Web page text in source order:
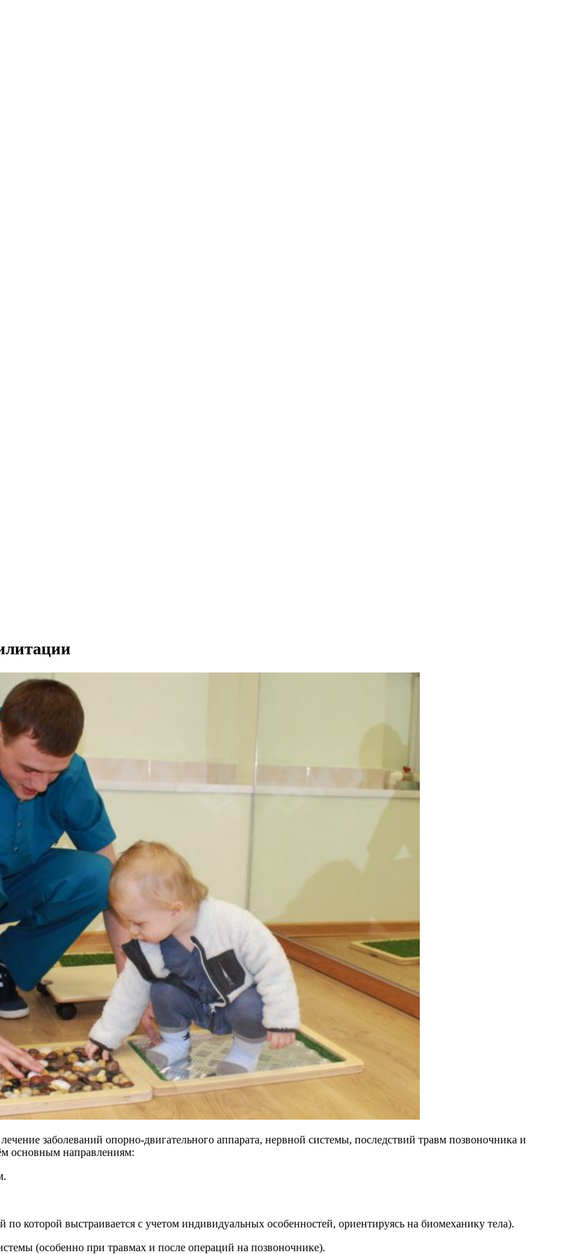
заболеваний опорно-двигательного аппарата, нервной системы, последствий травм позвоночника и
основным направлениям:
которой выстраивается с учетом индивидуальных особенностей, ориентируясь на биомеханику тела).
(особенно при травмах и после операций на позвоночнике).